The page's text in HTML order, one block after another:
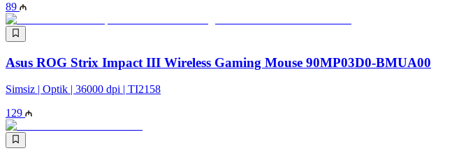
89
Asus ROG Strix Impact III Wireless Gaming Mouse 90MP03D0-BMUA00
Simsiz | Optik | 36000 dpi | TI2158
129